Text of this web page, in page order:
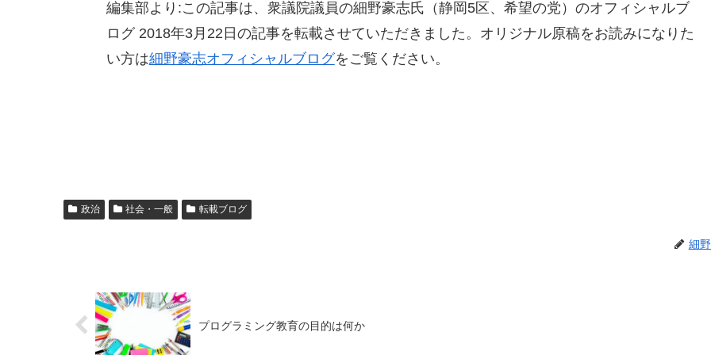
編集部より:この記事は、衆議院議員の細野豪志氏（静岡5区、希望の党）のオフィシャルブ
ログ 2018年3月22日の記事を転載させていただきました。オリジナル原稿をお読みになりた
い方は細野豪志オフィシャルブログをご覧ください。
政治 社会・一般 転載ブログ
細
プログラミング教育の目的は何か